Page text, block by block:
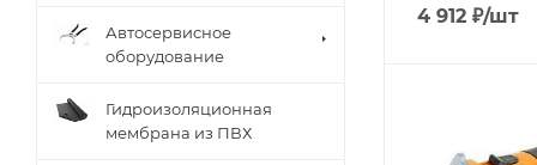
4 912 ₽/шт
Автосервисное
оборудование
Гидроизоляционная
мембрана из ПВХ